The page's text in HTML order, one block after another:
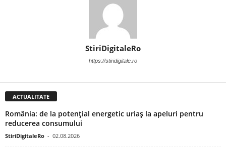
StiriDigitaleRo
https://stiridigitale.ro
ACTUALITATE
România: de la potențial energetic uriaș la apeluri pentru
reducerea consumului
StiriDigitaleRo - 02.08.2026